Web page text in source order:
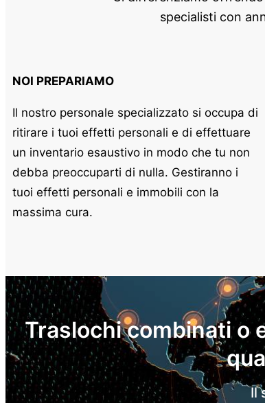
specialisti con
NOI PREPARIAMO
Il nostro personale specializzato si occupa di
ritirare i tuoi effetti personali e di effettuare
un inventario esaustivo in modo che tu non
debba preoccuparti di nulla. Gestiranno i
tuoi effetti personali e immobili con la
massima cura.
Traslochi combinati o
Il